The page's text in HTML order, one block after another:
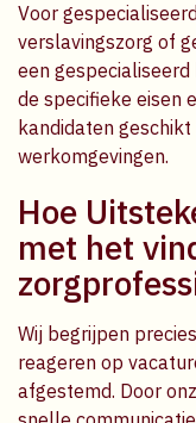
Voor
verslavingszorg of
een
de specifieke eisen
kandidaten
werkomgevingen.
Hoe
met het
Wij begrijpen
reageren op
afgestemd. Door